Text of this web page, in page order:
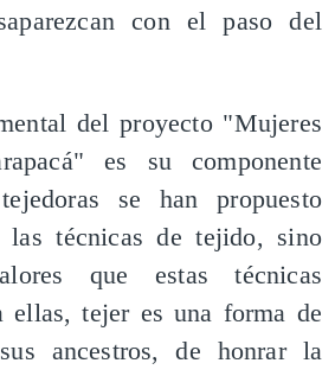
con el paso del
del proyecto "Mujeres
es su componente
se han propuesto
técnicas de tejido, sino
que estas técnicas
ellas, tejer es una forma de
ancestros, de honrar la